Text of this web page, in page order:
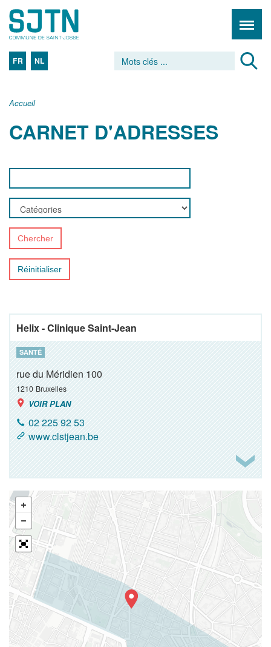
FR NL
Accueil
CARNET D'ADRESSES
Chercher
Réinitialiser
Helix - Clinique Saint-Jean
SANTÉ
rue du Méridien 100
1210 Bruxelles
VOIR PLAN
02 225 92 53
www.clstjean.be